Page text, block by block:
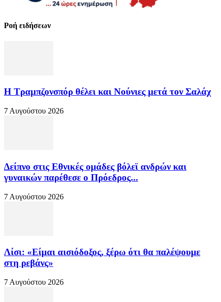
Ροή ειδήσεων
Η Τραμπζονσπόρ θέλει και Νούνιες μετά τον Σαλάχ
7 Αυγούστου 2026
Δείπνο στις Εθνικές ομάδες βόλεϊ ανδρών και
γυναικών παρέθεσε ο Πρόεδρος...
7 Αυγούστου 2026
Λίσι: «Είμαι αισιόδοξος, ξέρω ότι θα παλέψουμε
στη ρεβάνς»
7 Αυγούστου 2026